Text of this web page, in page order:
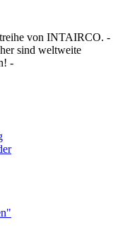
von INTAIRCO. -
sind weltweite
-